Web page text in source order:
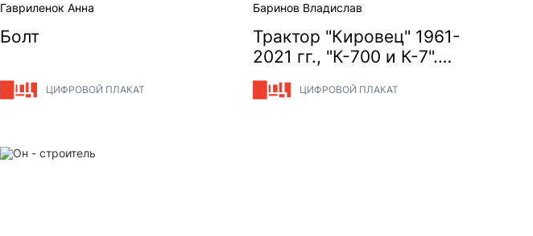
Гавриленок Анна
Болт
ЦИФРОВОЙ ПЛАКАТ
Баринов Владислав
Трактор "Кировец" 1961-
2021 гг., "К-700 и К-7".
Вчера и сегодня
ЦИФРОВОЙ ПЛАКАТ
Он - строитель